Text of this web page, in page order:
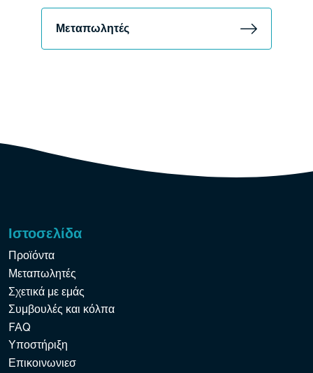
Μεταπωλητές
Ιστοσελίδα
Προϊόντα
Μεταπωλητές
Σχετικά με εμάς
Συμβουλές και κόλπα
FAQ
Υποστήριξη
Επικοινωνιεσ